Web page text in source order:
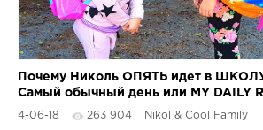
Почему Николь ОПЯТЬ идет в
Самый обычный день или MY DAILY
4-06-18 263 904 Nikol & Cool Family